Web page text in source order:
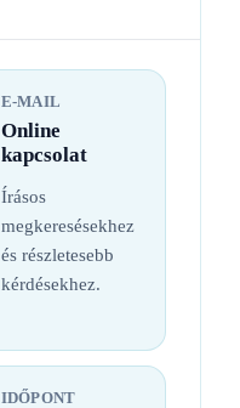
E-MAIL
Online
kapcsolat
Írásos
megkeresésekhez
és részletesebb
kérdésekhez.
IDŐPONT